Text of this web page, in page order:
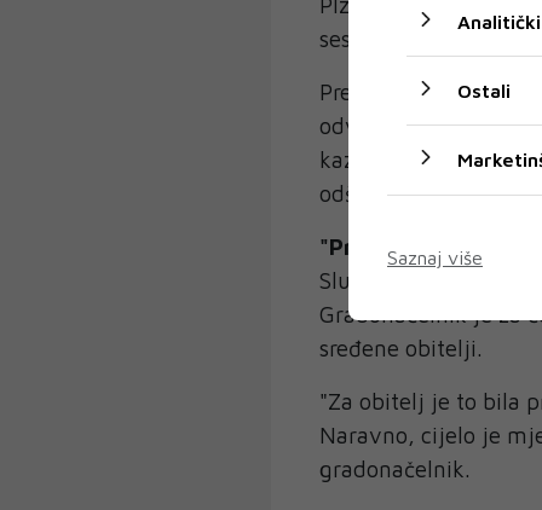
sestru protiv njezine
Prema optužnici,
odvjetništvo
kaznu. Uz to,
odštete žrtvi u
"Prava katastrofa
Slučaj je izazvao
Gradonačelnik je za
sređene obitelji.
"Za obitelj je to bila
Naravno, cijelo je
gradonačelnik.
Analitički
Ostali
Saznaj više